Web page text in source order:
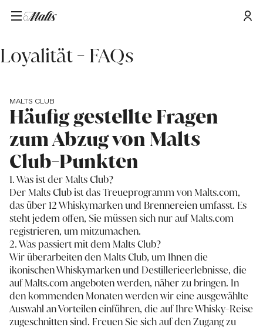
Startseite/Loyalität - FAQs
Loyalität - FAQs
MALTS CLUB
Häufig gestellte Fragen
zum Abzug von Malts
Club-Punkten
1. Was ist der Malts Club?
Der Malts Club ist das Treueprogramm von Malts.com,
das über 12 Whiskymarken und Brennereien umfasst. Es
steht jedem offen, Sie müssen sich nur auf Malts.com
registrieren, um mitzumachen.
2. Was passiert mit dem Malts Club?
Wir überarbeiten den Malts Club, um Ihnen die
ikonischen Whiskymarken und Destillerieerlebnisse, die
auf Malts.com angeboten werden, näher zu bringen. In
den kommenden Monaten werden wir eine ausgewählte
Auswahl an Vorteilen einführen, die auf Ihre Whisky-Reise
zugeschnitten sind. Freuen Sie sich auf den Zugang zu